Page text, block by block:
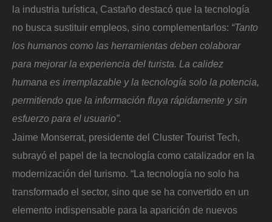
la industria turística, Castaño destacó que la tecnología
no busca sustituir empleos, sino complementarlos: “Tanto
los humanos como las herramientas deben colaborar
para mejorar la experiencia del turista. La calidez
humana es irremplazable y la tecnología solo la potencia,
permitiendo que la información fluya rápidamente y sin
esfuerzo para el usuario”.
Jaime Monserrat, presidente del Cluster Tourist Tech,
subrayó el papel de la tecnología como catalizador en la
modernización del turismo. “La tecnología no solo ha
transformado el sector, sino que se ha convertido en un
elemento indispensable para la aparición de nuevos